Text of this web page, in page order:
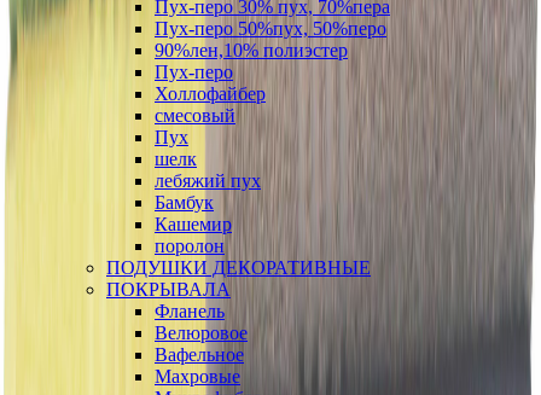
Пух-перо 30% пух, 70%пера
Пух-перо 50%пух, 50%перо
90%лен,10% полиэстер
Пух-перо
Холлофайбер
смесовый
Пух
шелк
лебяжий пух
Бамбук
Кашемир
поролон
ПОДУШКИ ДЕКОРАТИВНЫЕ
ПОКРЫВАЛА
Фланель
Велюровое
Вафельное
Махровые